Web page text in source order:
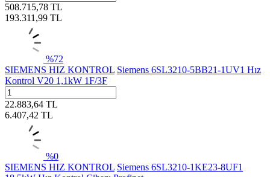
508.715,78 TL
193.311,99 TL
%72
SIEMENS HIZ KONTROL Siemens 6SL3210-5BB21-1UV1 Hız
Kontrol V20 1,1kW 1F/3F
22.883,64 TL
6.407,42 TL
%0
SIEMENS HIZ KONTROL Siemens 6SL3210-1KE23-8UF1